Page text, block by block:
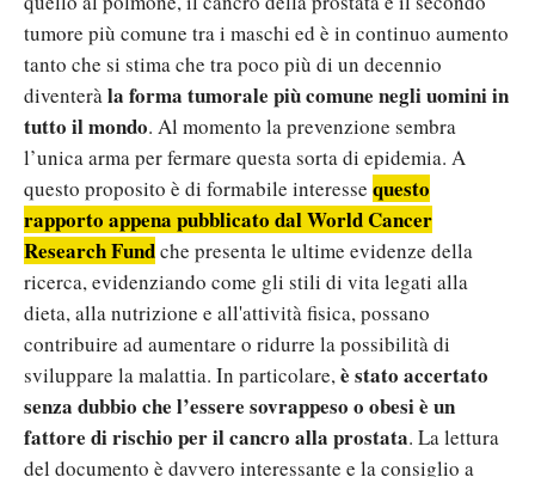
tumore più comune tra i maschi ed è in continuo aumento
tanto che si stima che tra poco più di un decennio
diventeràla forma tumorale più comune negli uomini in
tutto il mondo. Al momento la prevenzione sembra
l’unica arma per fermare questa sorta di epidemia. A
questo proposito è di formabile interesse questo
rapporto appena pubblicato dalWorld Cancer
Research Fundche presenta le ultime evidenze della
ricerca, evidenziando come gli stili di vita legati alla
dieta, alla nutrizione e all'attività fisica, possano
contribuire ad aumentare o ridurre la possibilità di
sviluppare la malattia. In particolare,è stato accertato
senza dubbio che l’essere sovrappeso o obesi è un
fattore di rischio per il cancro alla prostata. La lettura
del documento è davvero interessante e la consiglio a